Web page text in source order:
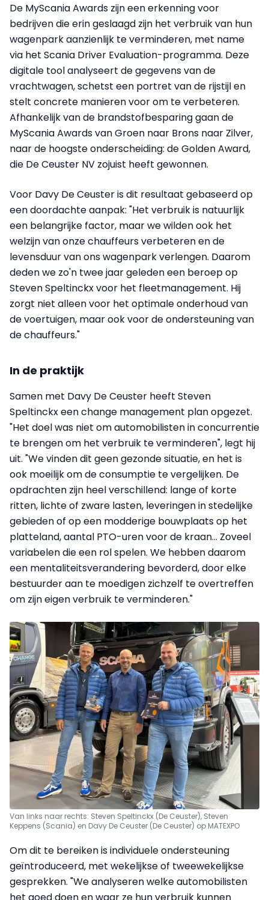
De MyScania Awards zijn een erkenning voor
bedrijven die erin geslaagd zijn het verbruik van hun
wagenpark aanzienlijk te verminderen, met name
via het Scania Driver Evaluation-programma. Deze
digitale tool analyseert de gegevens van de
vrachtwagen, schetst een portret van de rijstijl en
stelt concrete manieren voor om te verbeteren.
Afhankelijk van de brandstofbesparing gaan de
MyScania Awards van Groen naar Brons naar Zilver,
naar de hoogste onderscheiding: de Golden Award,
die De Ceuster NV zojuist heeft gewonnen.
Voor Davy De Ceuster is dit resultaat gebaseerd op
een doordachte aanpak: "Het verbruik is natuurlijk
een belangrijke factor, maar we wilden ook het
welzijn van onze chauffeurs verbeteren en de
levensduur van ons wagenpark verlengen. Daarom
deden we zo'n twee jaar geleden een beroep op
Steven Speltinckx voor het fleetmanagement. Hij
zorgt niet alleen voor het optimale onderhoud van
de voertuigen, maar ook voor de ondersteuning van
de chauffeurs."
In de praktijk
Samen met Davy De Ceuster heeft Steven
Speltinckx een change management plan opgezet.
"Het doel was niet om automobilisten in concurrentie
te brengen om het verbruik te verminderen", legt hij
uit. "We vinden dit geen gezonde situatie, en het is
ook moeilijk om de consumptie te vergelijken. De
opdrachten zijn heel verschillend: lange of korte
ritten, lichte of zware lasten, leveringen in stedelijke
gebieden of op een modderige bouwplaats op het
platteland, aantal PTO-uren voor de kraan... Zoveel
variabelen die een rol spelen. We hebben daarom
een mentaliteitsverandering bevorderd, door elke
bestuurder aan te moedigen zichzelf te overtreffen
om zijn eigen verbruik te verminderen."
Van links naar rechts: Steven Speltinckx (De Ceuster), Steven
Keppens (Scania) en Davy De Ceuster (De Ceuster) op MATEXPO
Om dit te bereiken is individuele ondersteuning
geïntroduceerd, met wekelijkse of tweewekelijkse
gesprekken. "We analyseren welke automobilisten